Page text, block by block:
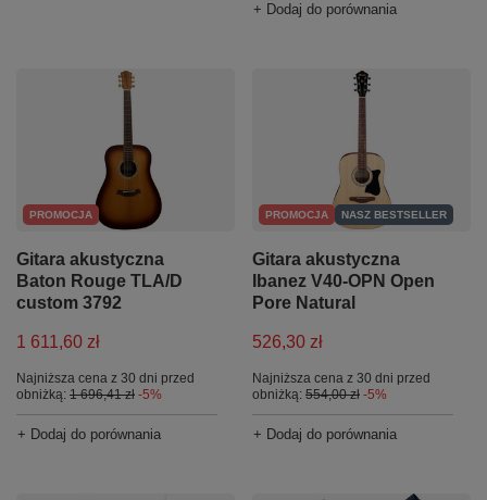
+ Dodaj do porównania
PROMOCJA
Gitara akustyczna
Baton Rouge TLA/D
custom 3792
1 611,60 zł
Najniższa cena z 30 dni przed
obniżką: 1 696,41 zł -5%
+ Dodaj do porównania
PROMOCJA NASZ BESTSELLER
Gitara akustyczna
Ibanez V40-OPN Open
Pore Natural
526,30 zł
Najniższa cena z 30 dni przed
obniżką: 554,00 zł -5%
+ Dodaj do porównania